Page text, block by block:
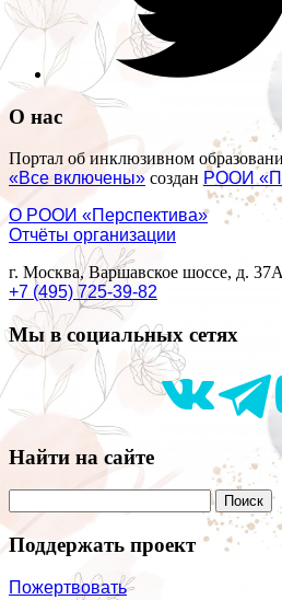
О нас
Портал об инклюзивном
«Все включены» создан РООИ
О РООИ «Перспектива»
Отчёты организации
г. Москва, Варшавское шоссе, д.
+7 (495) 725-39-82
Мы в социальных сетях
Найти на сайте
Поддержать проект
Пожертвовать